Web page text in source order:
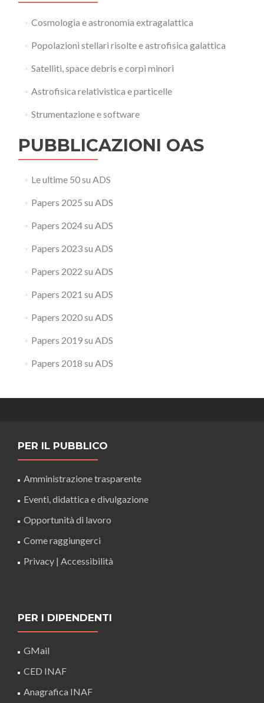
Cosmologia e astronomia extragalattica
Popolazioni stellari risolte e astrofisica galattica
Satelliti, space debris e corpi minori
Astrofisica relativistica e particelle
Strumentazione e software
PUBBLICAZIONI OAS
Le ultime 50 su ADS
Papers 2025 su ADS
Papers 2024 su ADS
Papers 2023 su ADS
Papers 2022 su ADS
Papers 2021 su ADS
Papers 2020 su ADS
Papers 2019 su ADS
Papers 2018 su ADS
PER IL PUBBLICO
Amministrazione trasparente
Eventi, didattica e divulgazione
Opportunità di lavoro
Come raggiungerci
Privacy | Accessibilità
PER I DIPENDENTI
GMail
CED INAF
Anagrafica INAF